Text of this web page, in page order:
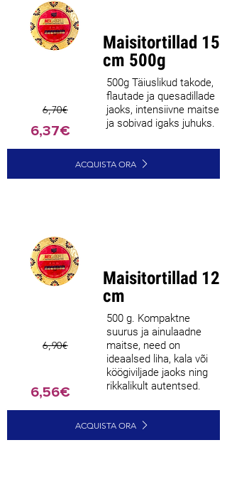
6,70€
6,37€
Maisitortillad 15
cm 500g
500g Täiuslikud takode,
flautade ja quesadillade
jaoks, intensiivne maitse
ja sobivad igaks juhuks.
ACQUISTA ORA
6,90€
6,56€
Maisitortillad 12
cm
500 g. Kompaktne
suurus ja ainulaadne
maitse, need on
ideaalsed liha, kala või
köögiviljade jaoks ning
rikkalikult autentsed.
ACQUISTA ORA